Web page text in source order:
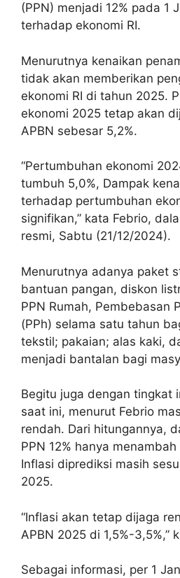
(PPN) menjadi 12% pada 1
terhadap ekonomi RI.
Menurutnya kenaikan
tidak akan memberikan
ekonomi RI di tahun 2025.
ekonomi 2025 tetap akan
APBN sebesar 5,2%.
“Pertumbuhan ekonomi
tumbuh 5,0%, Dampak
terhadap pertumbuhan
signifikan,” kata Febrio,
resmi, Sabtu (21/12/2024).
Menurutnya adanya paket
bantuan pangan, diskon
PPN Rumah, Pembebasan
(PPh) selama satu tahun
tekstil; pakaian; alas kaki,
menjadi bantalan bagi
Begitu juga dengan tingkat
saat ini, menurut Febrio
rendah. Dari hitungannya,
PPN 12% hanya
Inflasi diprediksi masih
2025.
“Inflasi akan tetap dijaga
APBN 2025 di 1,5%-3,5%,”
Sebagai informasi, per 1